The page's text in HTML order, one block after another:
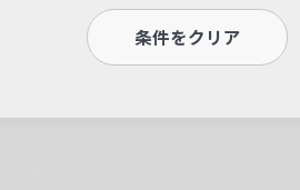
条件をクリア